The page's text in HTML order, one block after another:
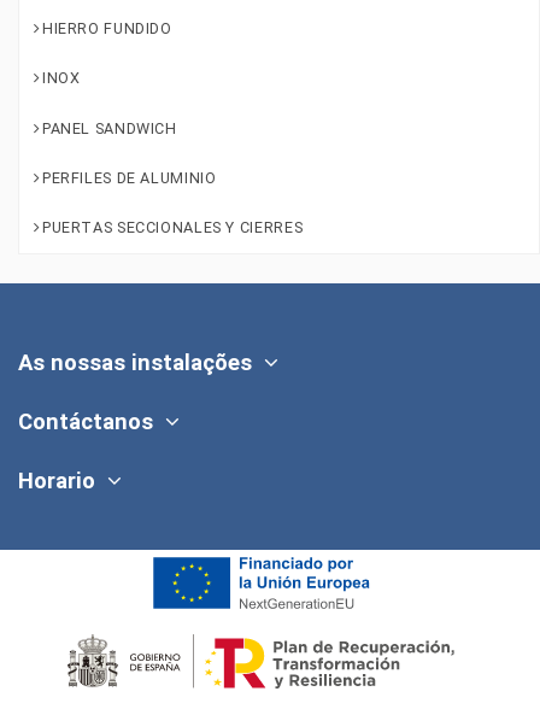
HIERRO FUNDIDO
INOX
PANEL SANDWICH
PERFILES DE ALUMINIO
PUERTAS SECCIONALES Y CIERRES
As nossas instalações
Contáctanos
Horario